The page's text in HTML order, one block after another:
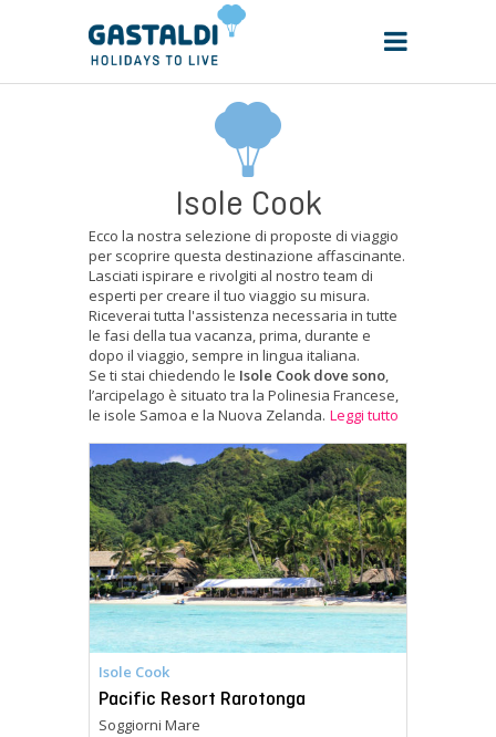
Isole Cook
Ecco la nostra selezione di proposte di viaggio
per scoprire questa destinazione affascinante.
Lasciati ispirare e rivolgiti al nostro team di
esperti per creare il tuo viaggio su misura.
Riceverai tutta l'assistenza necessaria in tutte
le fasi della tua vacanza, prima, durante e
dopo il viaggio, sempre in lingua italiana.
Se ti stai chiedendo le Isole Cook dove sono,
l’arcipelago è situato tra la Polinesia Francese,
le isole Samoa e la Nuova Zelanda. Leggi tutto
Isole Cook
Pacific Resort Rarotonga
Soggiorni Mare